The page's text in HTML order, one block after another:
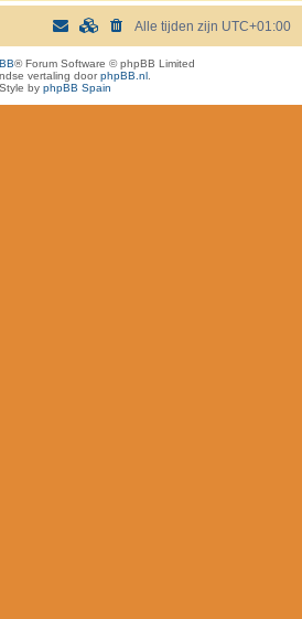
Alle tijden zijn UTC+01:00
® Forum Software © phpBB Limited
vertaling doorphpBB.nl
Style by phpBB Spain